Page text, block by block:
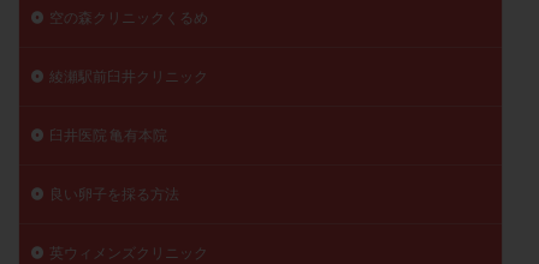
空の森クリニックくるめ
綾瀬駅前臼井クリニック
臼井医院 亀有本院
良い卵子を採る方法
英ウィメンズクリニック